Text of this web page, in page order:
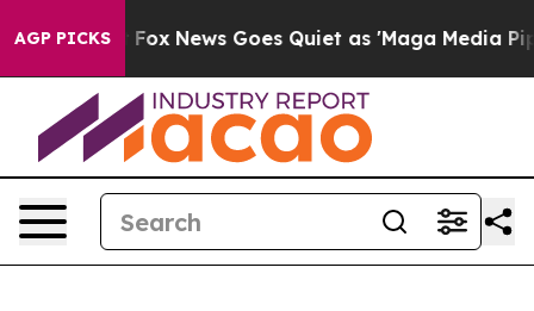
AGP PICKS
Exist Fox News Goes Quiet as 'Maga Media